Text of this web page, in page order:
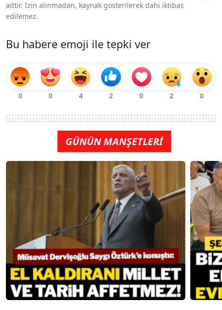
aittir. İzin alınmadan, kaynak gösterilerek dahi iktibas
edilemez.
Bu habere emoji ile tepki ver
GÜNÜN MANŞETLERİ